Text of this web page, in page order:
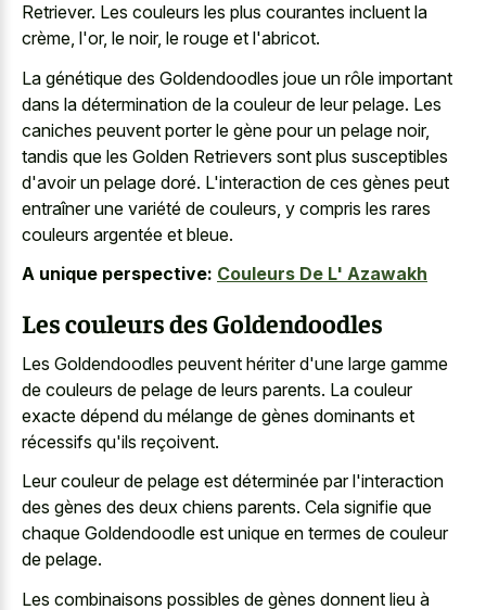
Retriever. Les couleurs les plus courantes incluent la
crème, l'or, le noir, le rouge et l'abricot.
La génétique des Goldendoodles joue un rôle important
dans la détermination de la couleur de leur pelage. Les
caniches peuvent porter le gène pour un pelage noir,
tandis que les Golden Retrievers sont plus susceptibles
d'avoir un pelage doré. L'interaction de ces gènes peut
entraîner une variété de couleurs, y compris les rares
couleurs argentée et bleue.
A unique perspective: Couleurs De L' Azawakh
Les couleurs des Goldendoodles
Les Goldendoodles peuvent hériter d'une large gamme
de couleurs de pelage de leurs parents. La couleur
exacte dépend du mélange de gènes dominants et
récessifs qu'ils reçoivent.
Leur couleur de pelage est déterminée par l'interaction
des gènes des deux chiens parents. Cela signifie que
chaque Goldendoodle est unique en termes de couleur
de pelage.
Les combinaisons possibles de gènes donnent lieu à